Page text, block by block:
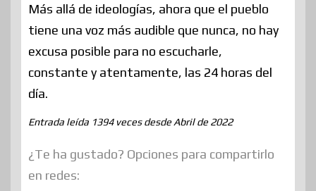
Más allá de ideologías, ahora que el pueblo
tiene una voz más audible que nunca, no hay
excusa posible para no escucharle,
constante y atentamente, las 24 horas del
día.
Entrada leída 1394 veces desde Abril de 2022
¿Te ha gustado? Opciones para compartirlo
en redes: